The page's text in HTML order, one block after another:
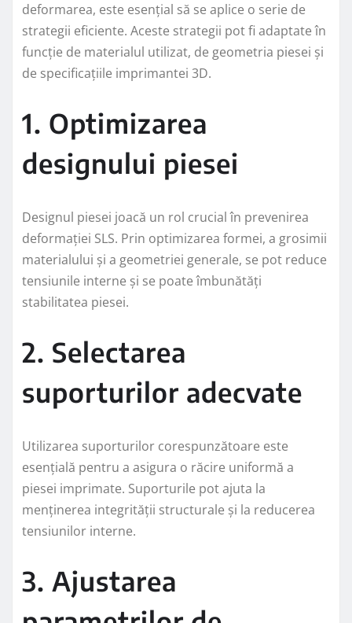
deformarea, este esențial să se aplice o serie de
strategii eficiente. Aceste strategii pot fi adaptate în
funcție de materialul utilizat, de geometria piesei și
de specificațiile imprimantei 3D.
1. Optimizarea
designului piesei
Designul piesei joacă un rol crucial în prevenirea
deformației SLS. Prin optimizarea formei, a grosimii
materialului și a geometriei generale, se pot reduce
tensiunile interne și se poate îmbunătăți
stabilitatea piesei.
2. Selectarea
suporturilor adecvate
Utilizarea suporturilor corespunzătoare este
esențială pentru a asigura o răcire uniformă a
piesei imprimate. Suporturile pot ajuta la
menținerea integrității structurale și la reducerea
tensiunilor interne.
3. Ajustarea